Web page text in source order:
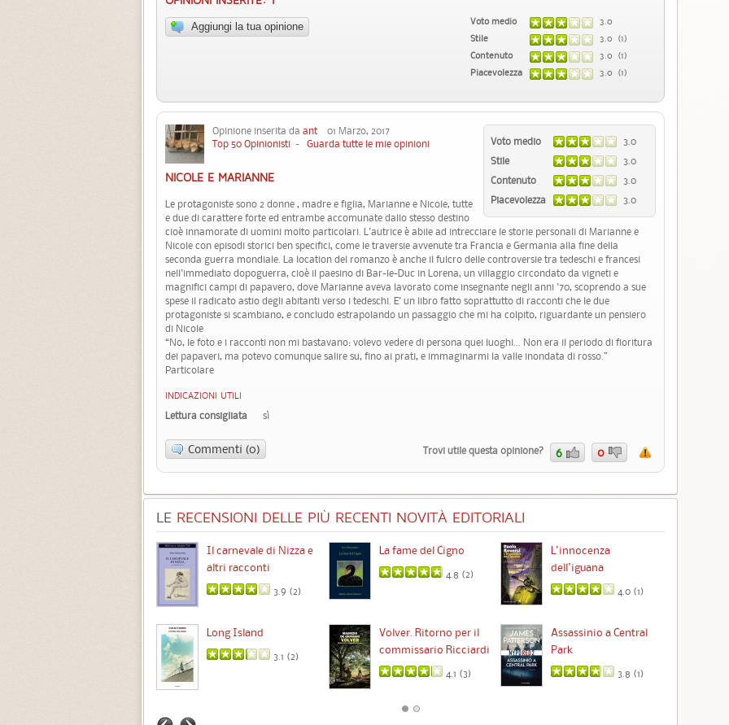
Aggiungi la tua opinione Voto medio
3.0
Stile
3.0 (1)
Contenuto
3.0 (1)
Piacevolezza
3.0 (1)
Voto medio
3.0
Stile
3.0
Contenuto
3.0
Piacevolezza
3.0
Opinione inserita da ant 01 Marzo, 2017
Top 50 Opinionisti - Guarda tutte le mie opinioni
NICOLE E MARIANNE
Le protagoniste sono 2 donne , madre e figlia, Marianne e Nicole, tutte
e due di carattere forte ed entrambe accomunate dallo stesso destino
cioè innamorate di uomini molto particolari. L'autrice è abile ad intrecciare le storie personali di Marianne e
Nicole con episodi storici ben specifici, come le traversie avvenute tra Francia e Germania alla fine della
seconda guerra mondiale. La location del romanzo è anche il fulcro delle controversie tra tedeschi e francesi
nell'immediato dopoguerra, cioè il paesino di Bar-le-Duc in Lorena, un villaggio circondato da vigneti e
magnifici campi di papavero, dove Marianne aveva lavorato come insegnante negli anni '70, scoprendo a sue
spese il radicato astio degli abitanti verso i tedeschi. E' un libro fatto soprattutto di racconti che le due
protagoniste si scambiano, e concludo estrapolando un passaggio che mi ha colpito, riguardante un pensiero
di Nicole
“No, le foto e i racconti non mi bastavano: volevo vedere di persona quei luoghi... Non era il periodo di fioritura
dei papaveri, ma potevo comunque salire su, fino ai prati, e immaginarmi la valle inondata di rosso.”
Particolare
INDICAZIONI UTILI
Lettura consigliata sì
Commenti (0) Trovi utile questa opinione? 6 0
LE RECENSIONI DELLE PIÙ RECENTI NOVITÀ EDITORIALI
Il carnevale di Nizza e
altri racconti
3.9 (2)
La fame del Cigno
4.8 (2)
L'innocenza
dell'iguana
4.0 (1)
Long Island
3.1 (2)
Volver. Ritorno per il
commissario Ricciardi
4.1 (3)
Assassinio a Central
Park
3.8 (1)